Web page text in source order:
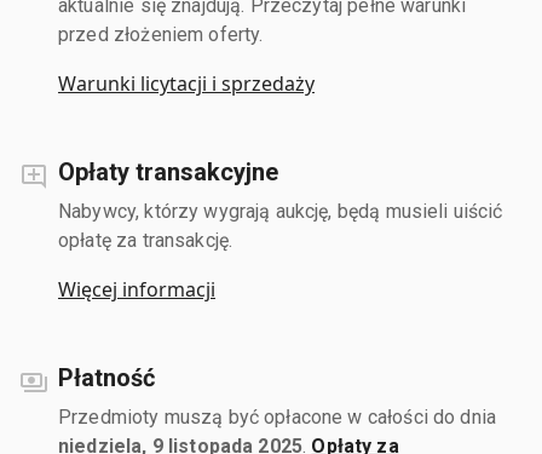
aktualnie się znajdują. Przeczytaj pełne warunki
przed złożeniem oferty.
Warunki licytacji i sprzedaży
Opłaty transakcyjne
Nabywcy, którzy wygrają aukcję, będą musieli uiścić
opłatę za transakcję.
Więcej informacji
Płatność
Przedmioty muszą być opłacone w całości do dnia
niedziela, 9 listopada 2025 Opłaty za